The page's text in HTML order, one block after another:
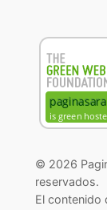
© 2026
reservados.
El contenido